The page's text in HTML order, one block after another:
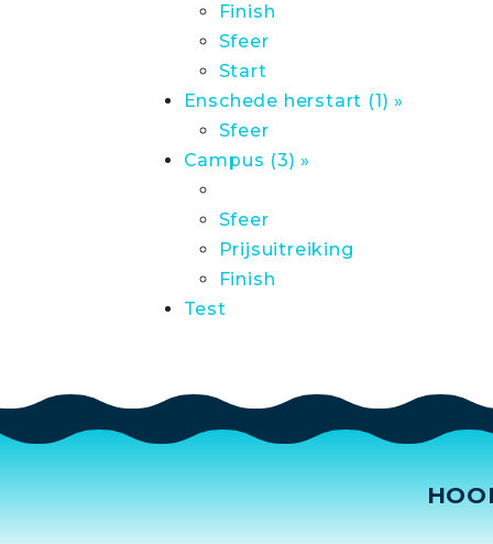
Finish
Sfeer
Start
Enschede herstart (1) »
Sfeer
Campus (3) »
Sfeer
Prijsuitreiking
Finish
Test